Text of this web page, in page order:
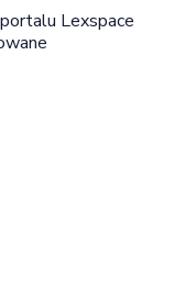
Lexspace